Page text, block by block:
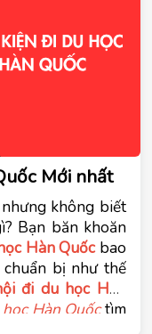
Mới nhất
không biết
Bạn băn khoăn
Hàn Quốc bao
bị như thế
đi du học Hàn
Hàn Quốc tìm
đây.